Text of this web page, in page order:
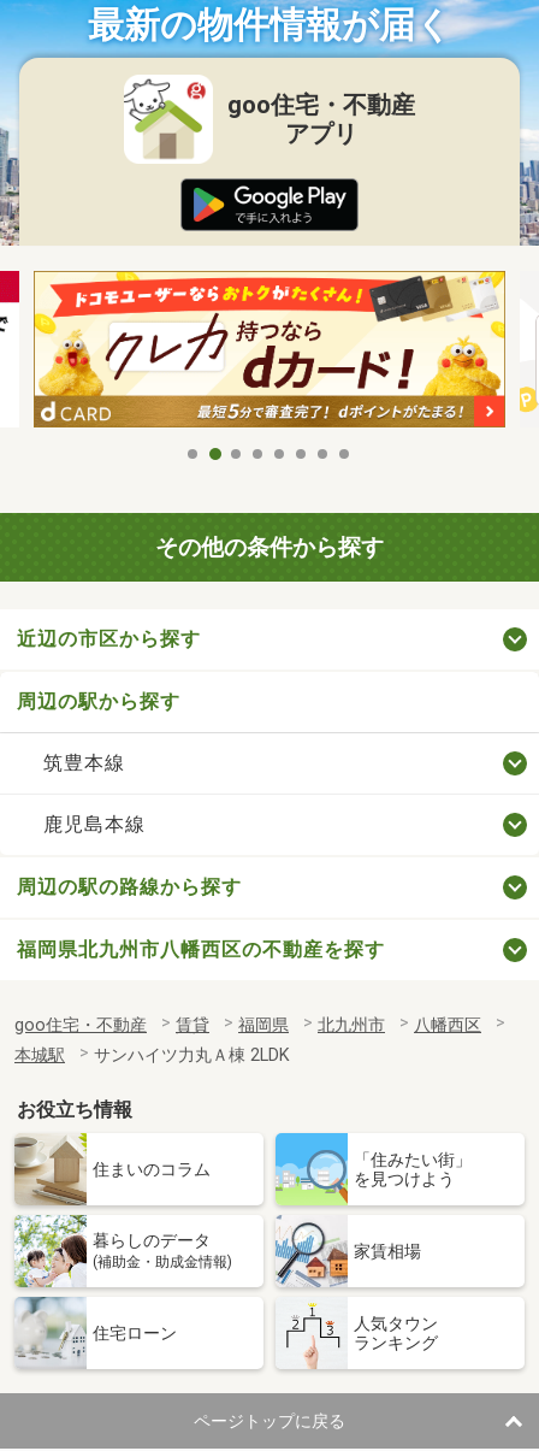
最新の物件情報が届く
goo住宅・不動産
アプリ
その他の条件から探す
近辺の市区から探す
周辺の駅から探す
筑豊本線
鹿児島本線
周辺の駅の路線から探す
福岡県北九州市八幡西区の不動産を探す
goo住宅・不動産 賃貸 福岡県 北九州市
八幡西区
本城駅
サンハイツ力丸Ａ棟 2LDK
お役立ち情報
住まいのコラム
「住みたい街」
を見つけよう
暮らしのデータ
(補助金・助成金情報)
家賃相場
住宅ローン
人気タウン
ランキング
ページトップに戻る